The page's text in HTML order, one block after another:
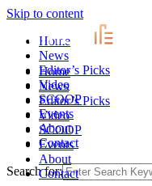
Skip to content
Home
News
Editor’s Picks
Video
SCOOP
Events
About
Contact
Home
News
Editor’s Picks
Video
SCOOP
Events
About
Contact
Search for: